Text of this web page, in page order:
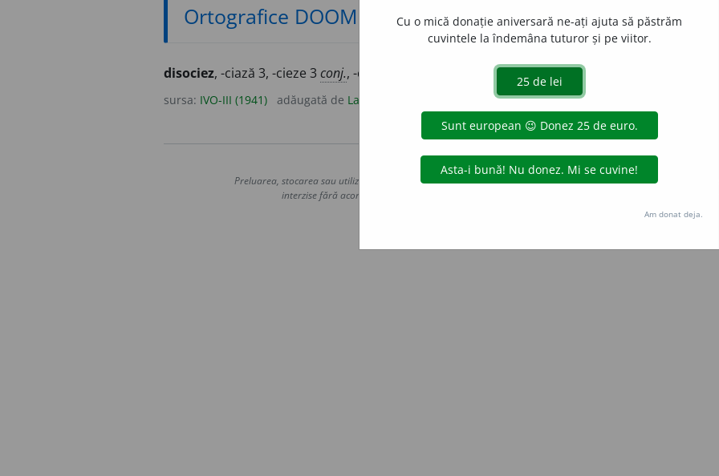
Ortografice DOOM
disociez, -ciază 3, -cieze 3 conj., -ciam 1 , -ciereinf. s.
sursa: IVO-III (1941) adăugată de Ladislau Strifler
Copyright © 2004-2026 dexonline (https://dexonline.ro)
Preluarea, stocarea sau utilizarea datelor de pe acest site, inclusiv prin orice metode de extragere automată
interzise fără acordul nostru prealabil scris, cu excepția seturilor de date oferite oficial spre utilizare
Hosterion
Cu o mică donație aniversară ne-ați ajuta să păstrăm
cuvintele la îndemâna tuturor și pe viitor.
Am donat deja.